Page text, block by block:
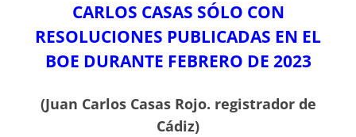
CARLOS CASAS SÓLO CON
RESOLUCIONES PUBLICADAS EN EL
BOE DURANTE FEBRERO DE 2023
(Juan Carlos Casas Rojo. registrador de
Cádiz)